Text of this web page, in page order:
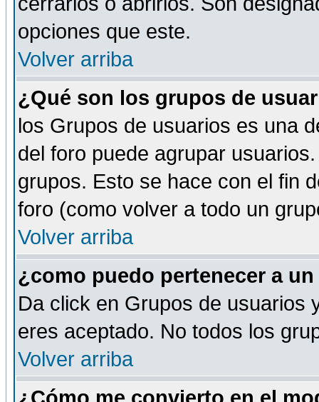
opciones que este.
Volver arriba
¿Qué son los grupos de
los Grupos de usuarios es una
del foro puede agrupar
grupos. Esto se hace con el fin
foro (como volver a todo un
Volver arriba
¿como puedo pertenecer a
Da click en Grupos de usuarios
eres aceptado. No todos los
Volver arriba